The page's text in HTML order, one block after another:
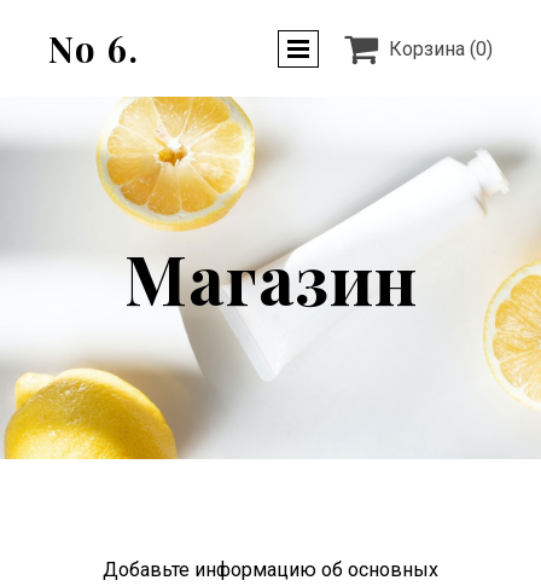
No 6.  Корзина (0)
Магазин
Добавьте информацию об основных